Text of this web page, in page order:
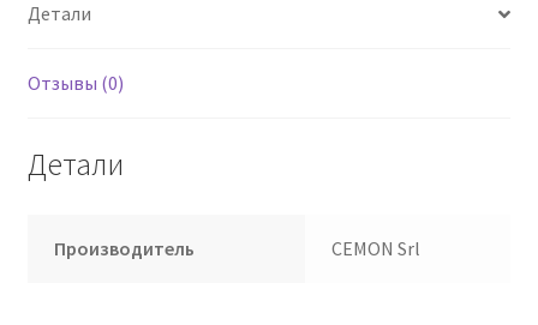
Детали
Отзывы (0)
Детали
Производитель CEMON Srl